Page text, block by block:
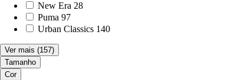
New Era 28
Puma 97
Urban Classics 140
Ver mais (157)
Tamanho
Cor